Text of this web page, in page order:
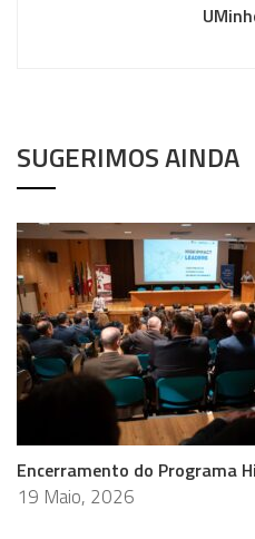
SUGERIMOS AINDA
Encerramento do Programa
19 Maio, 2026